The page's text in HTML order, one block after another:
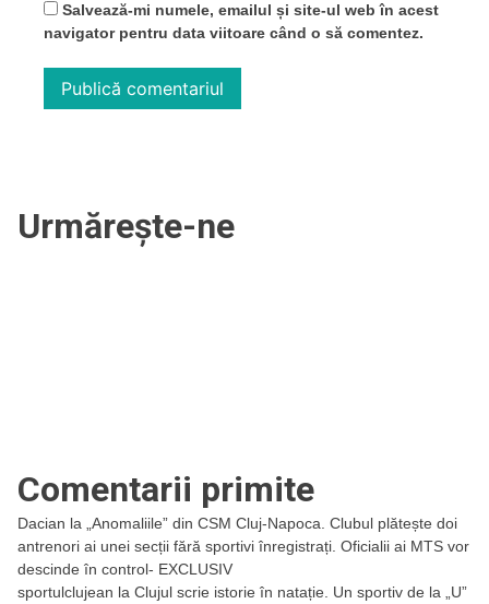
Salvează-mi numele, emailul și site-ul web în acest
navigator pentru data viitoare când o să comentez.
Urmărește-ne
Comentarii primite
Dacian la
„Anomaliile” din CSM Cluj-Napoca. Clubul plătește doi
antrenori ai unei secții fără sportivi înregistrați. Oficialii ai MTS vor
descinde în control- EXCLUSIV
sportulclujean la Clujul scrie istorie în natație. Un sportiv de la „U”